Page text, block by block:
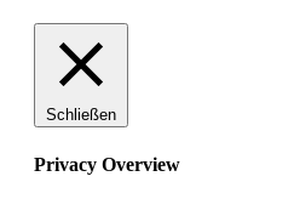
Schließen
Privacy Overview